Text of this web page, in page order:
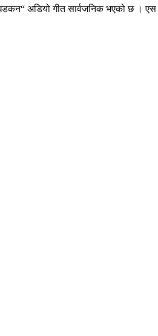
अडियो गीत सार्वजनिक भएको छ । एस